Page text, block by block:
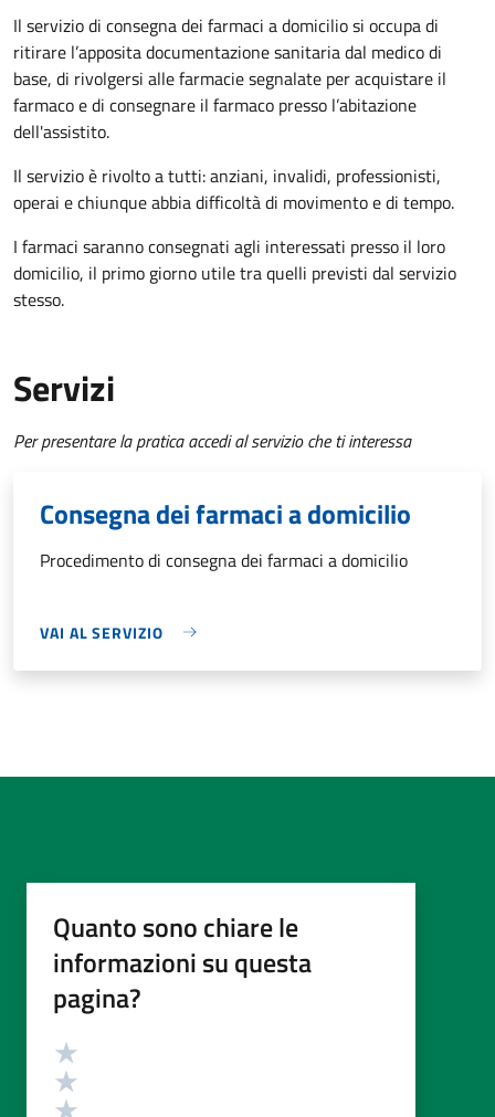
Il servizio di consegna dei farmaci a domicilio si occupa di
ritirare l’apposita documentazione sanitaria dal medico di
base, di rivolgersi alle farmacie segnalate per acquistare il
farmaco e di consegnare il farmaco presso l’abitazione
dell'assistito.
Il servizio è rivolto a tutti: anziani, invalidi, professionisti,
operai e chiunque abbia difficoltà di movimento e di tempo.
I farmaci saranno consegnati agli interessati presso il loro
domicilio, il primo giorno utile tra quelli previsti dal servizio
stesso.
Servizi
Per presentare la pratica accedi al servizio che ti interessa
Consegna dei farmaci a domicilio
Procedimento di consegna dei farmaci a domicilio
VAI AL SERVIZIO
Quanto sono chiare le
informazioni su questa
pagina?
Valutazione